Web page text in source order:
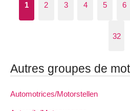
1 2 3 4 5 6
32
Autres groupes de
Automotrices/Motorstellen